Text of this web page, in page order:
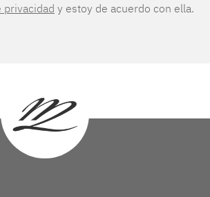
privacidad y estoy de acuerdo con ella.